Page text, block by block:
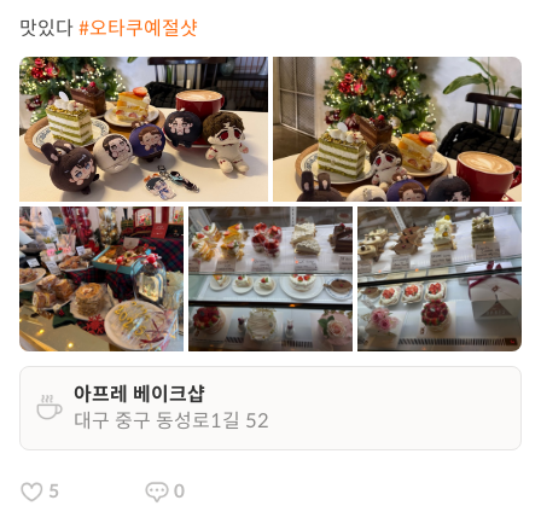
맛있다#오타쿠예절샷
아프레 베이크샵
대구 중구 동성로1길 52
5 0